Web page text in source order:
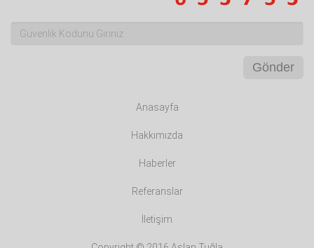
Gönder
Anasayfa
Hakkımızda
Haberler
Referanslar
İletişim